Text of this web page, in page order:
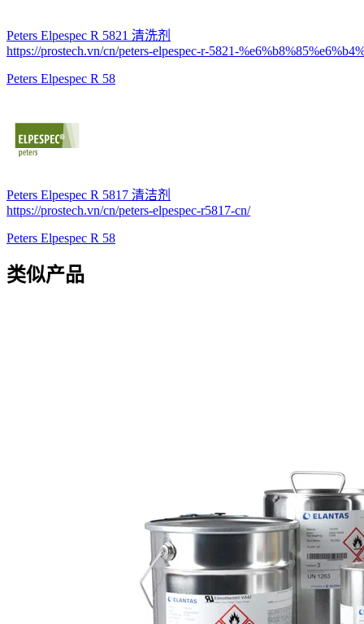
Peters Elpespec R 5821 清洗剂
https://prostech.vn/cn/peters-elpespec-r-5821-
Peters Elpespec R 58
Peters Elpespec R 5817 清洁剂
https://prostech.vn/cn/peters-elpespec-r5817-cn/
Peters Elpespec R 58
类似产品